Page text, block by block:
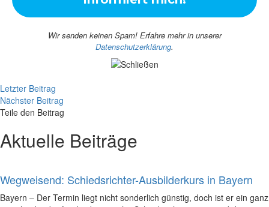
Wir senden keinen Spam! Erfahre mehr in unserer
Datenschutzerklärung.
Letzter Beitrag
Nächster Beitrag
Teile den Beitrag
Aktuelle Beiträge
Wegweisend: Schiedsrichter-Ausbilderkurs in Bayern
Bayern – Der Termin liegt nicht sonderlich günstig, doch ist er ein ganz